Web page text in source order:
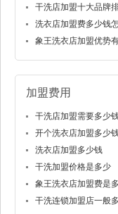
干洗店加盟十大品牌
洗衣店加盟费多少钱
象王洗衣店加盟优势
加盟费用
干洗店加盟需要多少
开个洗衣店加盟多少
洗衣店加盟多少钱
干洗加盟价格是多少
象王洗衣店加盟费是
干洗连锁加盟店一般